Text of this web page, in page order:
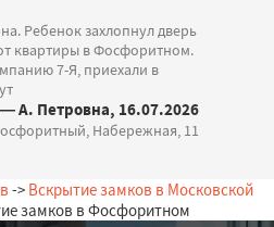
Ребенок захлопнул дверь
квартиры в Фосфоритном.
7-Я, приехали в
— А. Петровна, 16.07.2026
Набережная, 11
-> Вскрытие замков в Московской
замков в Фосфоритном